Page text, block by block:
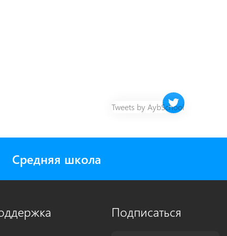
Twitter timeline
Tweets by AybSchool
Средняя школа
Подписаться